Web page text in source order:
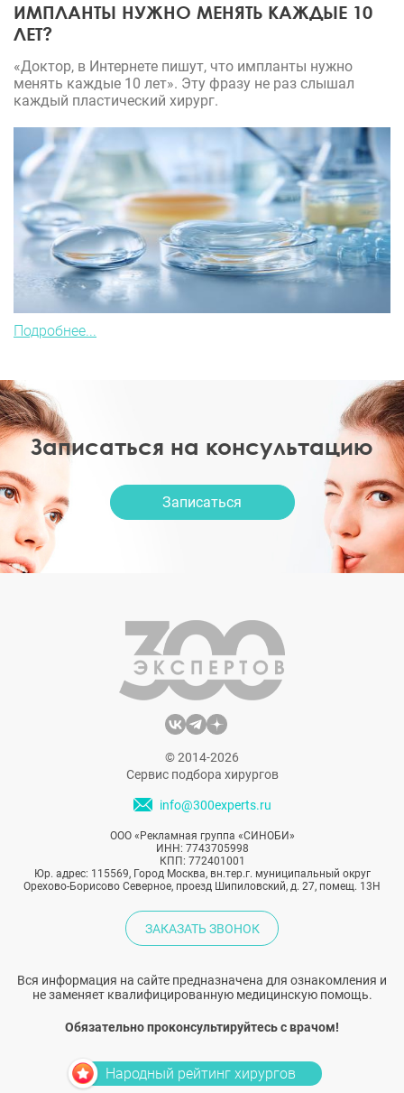
ИМПЛАНТЫ НУЖНО МЕНЯТЬ КАЖДЫЕ 10
ЛЕТ?
«Доктор, в Интернете пишут, что импланты нужно
менять каждые 10 лет». Эту фразу не раз слышал
каждый пластический хирург.
Подробнее...
Записаться на консультацию
Записаться
© 2014-2026
Сервис подбора хирургов
info@300experts.ru
ООО «Рекламная группа «СИНОБИ»
ИНН: 7743705998
КПП: 772401001
Юр. адрес: 115569, Город Москва, вн.тер.г. муниципальный округ
Орехово-Борисово Северное, проезд Шипиловский, д. 27, помещ. 13Н
ЗАКАЗАТЬ ЗВОНОК
Вся информация на сайте предназначена для ознакомления и
не заменяет квалифицированную медицинскую помощь.
Обязательно проконсультируйтесь с врачом!
Народный рейтинг хирургов